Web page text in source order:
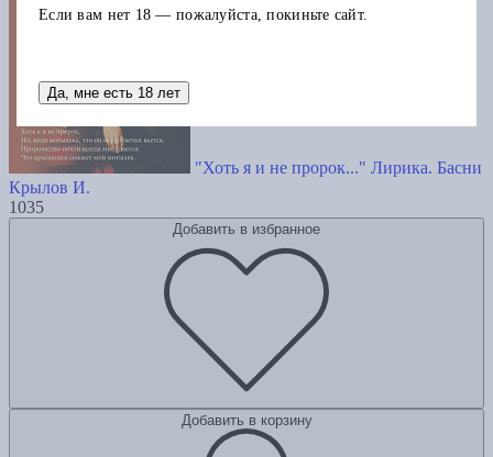
"Хоть я и не пророк..." Лирика. Басни
Крылов И.
1035
Добавить в избранное
Добавить в корзину
Если вам нет 18 — пожалуйста, покиньте сайт.
Да, мне есть 18 лет